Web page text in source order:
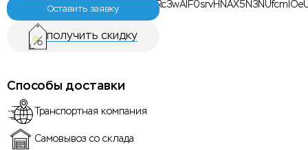
Оставить заявку
получить скидку
Способы доставки
Транспортная компания
Самовывоз со склада